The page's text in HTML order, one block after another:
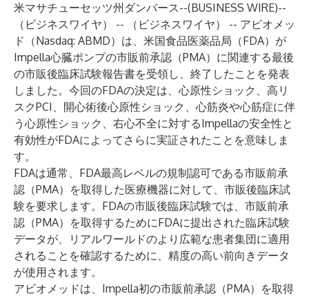
米マサチューセッツ州ダンバース--(BUSINESS WIRE)--
（ビジネスワイヤ） -- （ビジネスワイヤ） -- アビオメッ
ド （Nasdaq: ABMD）は、米国食品医薬品局（FDA）が
Impella心臓ポンプの市販前承認（PMA）に関連する最後
の市販後臨床試験報告書を受領し、終了したことを発表
しました。今回のFDAの決定は、心原性ショック、高リ
スクPCI、開心術後心原性ショック、心筋炎や心筋症に伴
う心原性ショック、右心不全に対するImpellaの安全性と
有効性がFDAによってさらに実証されたことを意味しま
す。
FDAは通常、FDA最高レベルの規制認可である市販前承
認（PMA）を取得した医療機器に対して、市販後臨床試
験を要求します。FDAの市販後臨床試験では、市販前承
認（PMA）を取得するためにFDAに提出された臨床試験
データが、リアルワールドのより広範な患者集団に適用
されることを確認するために、精度の高い前向きデータ
が使用されます。
アビオメッドは、Impella初の市販前承認（PMA）を取得